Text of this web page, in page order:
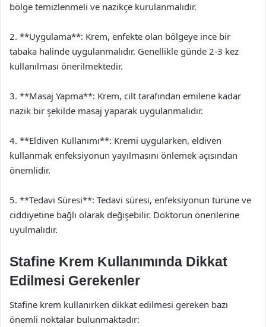
bölge temizlenmeli ve nazikçe kurulanmalıdır.
2. **Uygulama**: Krem, enfekte olan bölgeye ince bir
tabaka halinde uygulanmalıdır. Genellikle günde 2-3 kez
kullanılması önerilmektedir.
3. **Masaj Yapma**: Krem, cilt tarafından emilene kadar
nazik bir şekilde masaj yaparak uygulanmalıdır.
4. **Eldiven Kullanımı**: Kremi uygularken, eldiven
kullanmak enfeksiyonun yayılmasını önlemek açısından
önemlidir.
5. **Tedavi Süresi**: Tedavi süresi, enfeksiyonun türüne ve
ciddiyetine bağlı olarak değişebilir. Doktorun önerilerine
uyulmalıdır.
Stafine Krem Kullanımında Dikkat
Edilmesi Gerekenler
Stafine krem kullanırken dikkat edilmesi gereken bazı
önemli noktalar bulunmaktadır: